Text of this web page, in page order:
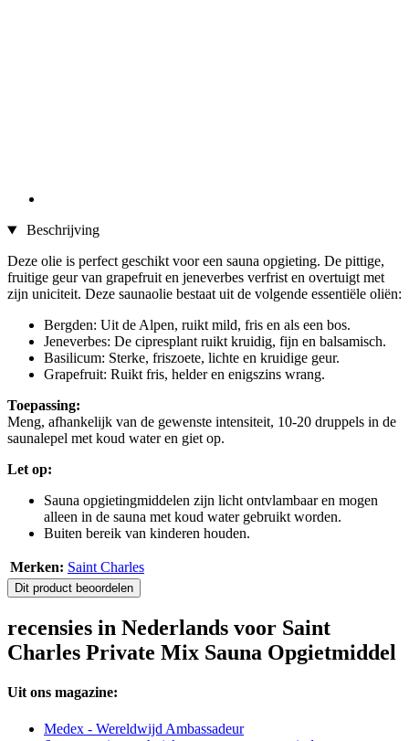
Beschrijving
Deze olie is perfect geschikt voor een sauna opgieting. De pittige,
fruitige geur van grapefruit en jeneverbes verfrist en overtuigt met
zijn uniciteit. Deze saunaolie bestaat uit de volgende essentiële oliën:
Bergden: Uit de Alpen, ruikt mild, fris en als een bos.
Jeneverbes: De cipresplant ruikt kruidig, fijn en balsamisch.
Basilicum: Sterke, friszoete, lichte en kruidige geur.
Grapefruit: Ruikt fris, helder en enigszins wrang.
Toepassing:
Meng, afhankelijk van de gewenste intensiteit, 10-20 druppels in de
saunalepel met koud water en giet op.
Let op:
Sauna opgietingmiddelen zijn licht ontvlambaar en mogen
alleen in de sauna met koud water gebruikt worden.
Buiten bereik van kinderen houden.
Merken: Saint Charles
Dit product beoordelen
recensies in Nederlands voor Saint
Charles Private Mix Sauna Opgietmiddel
Uit ons magazine:
Medex - Wereldwijd Ambassadeur